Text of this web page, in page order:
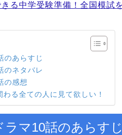
る中学受験準備！全国模試
のあらすじ
のネタバレ
の感想
わる全ての人に見て欲しい！
ラマ10話のあらすじ